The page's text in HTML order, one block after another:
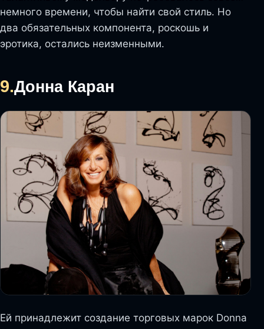
немного времени, чтобы найти свой стиль. Но
два обязательных компонента, роскошь и
эротика, остались неизменными.
9.Донна Каран
Ей принадлежит создание торговых марок Donna